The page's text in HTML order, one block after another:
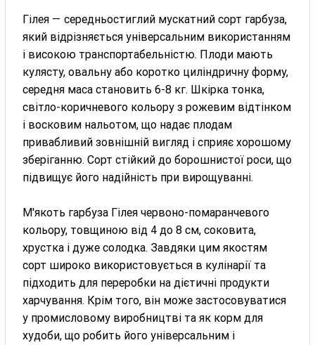
Гілея — середньостиглий мускатний сорт гарбуза,
який відрізняється універсальним використанням
і високою транспортабельністю. Плоди мають
кулясту, овальну або коротко циліндричну форму,
середня маса становить 6-8 кг. Шкірка тонка,
світло-коричневого кольору з рожевим відтінком
і восковим нальотом, що надає плодам
привабливий зовнішній вигляд і сприяє хорошому
зберіганню. Сорт стійкий до борошнистої роси, що
підвищує його надійність при вирощуванні.
М'якоть гарбуза Гілея червоно-помаранчевого
кольору, товщиною від 4 до 8 см, соковита,
хрустка і дуже солодка. Завдяки цим якостям
сорт широко використовується в кулінарії та
підходить для переробки на дієтичні продукти
харчування. Крім того, він може застосовуватися
у промисловому виробництві та як корм для
худоби, що робить його універсальним і